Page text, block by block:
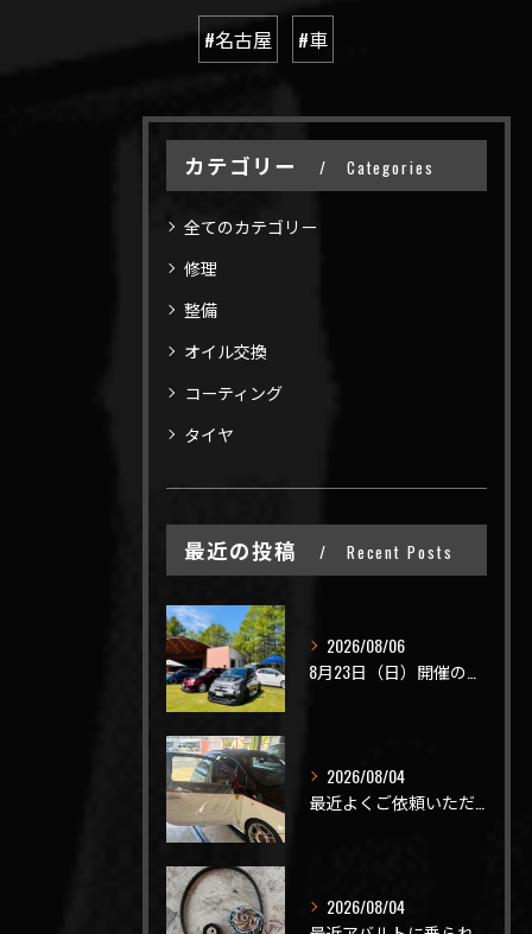
#名古屋 #車
カテゴリー Categories
全てのカテゴリー
修理
整備
オイル交換
コーティング
タイヤ
最近の投稿 Recent Posts
2026/08/06
2026/08/04
2026/08/04